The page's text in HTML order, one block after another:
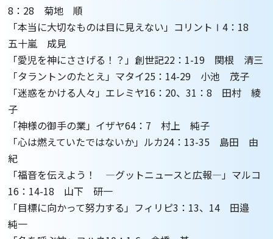
8：28 菊地 順
「本当に大切なものは目に見えない」コリントⅠ4：18
五十嵐 成見
「愛児を神にささげる！？」創世記22：1-19 関根 清三
「タラントンのたとえ」マタイ25：14-29 小池 茂子
「迷惑をかける人々」エレミヤ16：20、31：8 田村 綾
子
「神様の御手の業」イザヤ64：7 村上 純子
「心は燃えていたではないか」ルカ24：13-35 島田 由
紀
「福音を伝えよう！ ―グットニュースと広報―」マルコ
16：14-18 山下 研一
「目標に向かって努力する」フィリピ3：13、14 田邉
純一